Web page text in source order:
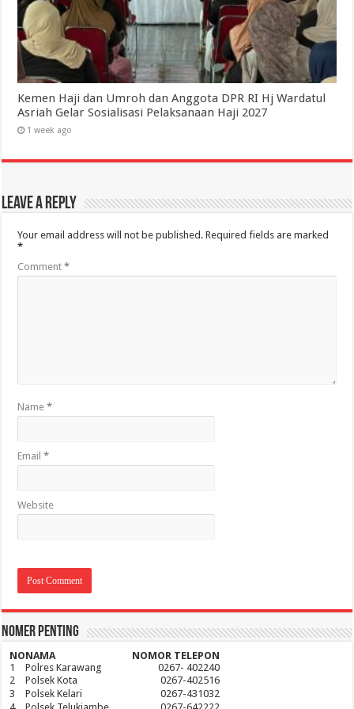
Kemen Haji dan Umroh dan Anggota DPR RI Hj Wardatul
Asriah Gelar Sosialisasi Pelaksanaan Haji 2027
1 week ago
Leave a Reply
Your email address will not be published. Required fields are marked
*
Comment*
Name*
Email*
Website
Nomer Penting
NONAMA
NOMOR TELEPON
1
Polres Karawang
0267- 402240
2
Polsek Kota
0267-402516
3
Polsek Kelari
0267-431032